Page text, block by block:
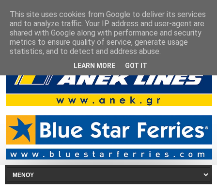
This site uses cookies from Google to deliver its services
and to analyze traffic. Your IP address and user-agent are
shared with Google along with performance and security
metrics to ensure quality of service, generate usage
statistics, and to detect and address abuse.
LEARN MORE GOT IT